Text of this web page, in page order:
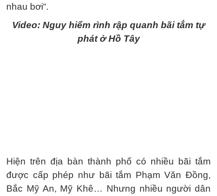
nhau bơi“.
Video: Nguy hiểm rình rập quanh bãi tắm tự
phát ở Hồ Tây
Hiện trên địa bàn thành phố có nhiều bãi tắm
được cấp phép như bãi tắm Phạm Văn Đồng,
Bắc Mỹ An, Mỹ Khê… Nhưng nhiều người dân